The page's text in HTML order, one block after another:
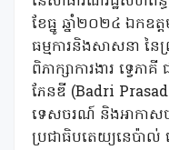
ខែធ្នូ ឆ្នាំ២០២៤ ឯកឧត្
ធម្មការនិងសាសនា នៃ
ពិភាក្សាការងារ ទ្វេភ
ភែនឌី (Badri Prasad
ទេសចរណ៍ និងអាកាស
ប្រជាធិបតេយ្យនេប៉ាល់